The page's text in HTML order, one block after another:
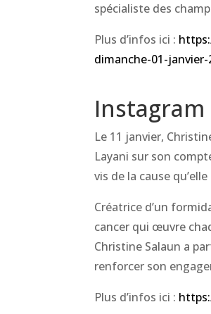
spécialiste des
Plus d’infos ici :
dimanche-01-janvier-
Instagram
Le 11 janvier,
Layani sur son
vis de la cause
Créatrice d’un
cancer qui œuvre
Christine Salaun a
renforcer son
Plus d’infos ici :